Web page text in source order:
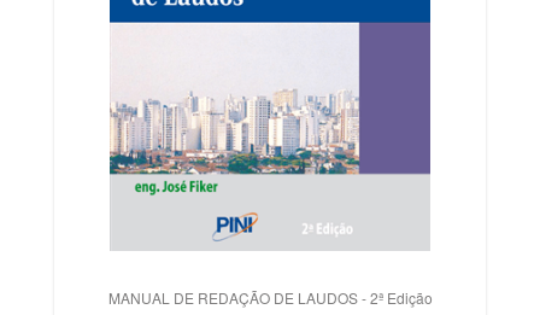
MANUAL DE REDAÇÃO DE LAUDOS - 2ª Edição